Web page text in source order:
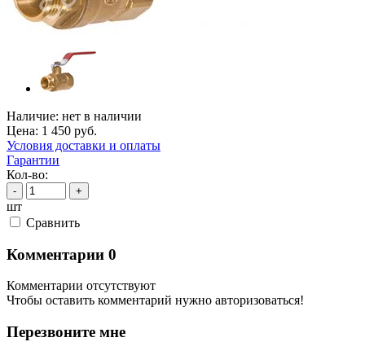
Наличие: нет в наличии
Цена: 1 450 руб.
Условия доставки и оплаты
Гарантии
Кол-во:
- +
шт
Cравнить
Комментарии 0
Комментарии отсутствуют
Чтобы оставить комментарий нужно авторизоваться!
Перезвоните мне